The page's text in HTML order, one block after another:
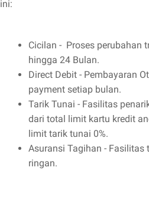
ini:
Cicilan - Proses perubahan
hingga 24 Bulan.
Direct Debit - Pembayaran
payment setiap bulan.
Tarik Tunai - Fasilitas
dari total limit kartu kredit
limit tarik tunai 0%.
Asuransi Tagihan -
ringan.